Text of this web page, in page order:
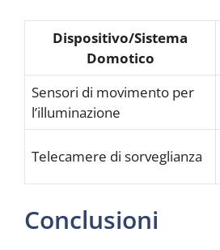
Dispositivo/Sistema
Domotico
Sensori di movimento per
l’illuminazione
Telecamere di sorveglianza
Conclusioni